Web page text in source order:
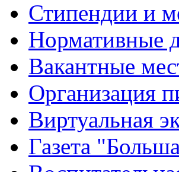
Стипендии и
Нормативные
Вакантные
Организация
Виртуальная
Газета